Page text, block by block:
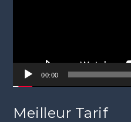
00:00
Meilleur Tarif